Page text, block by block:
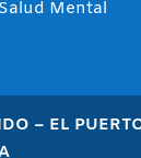
Mental
– EL